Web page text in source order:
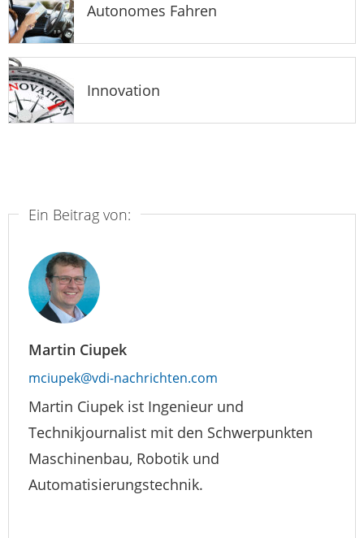
Autonomes Fahren
Innovation
Ein Beitrag von:
Martin Ciupek
mciupek@vdi-nachrichten.com
Martin Ciupek ist Ingenieur und
Technikjournalist mit den Schwerpunkten
Maschinenbau, Robotik und
Automatisierungstechnik.